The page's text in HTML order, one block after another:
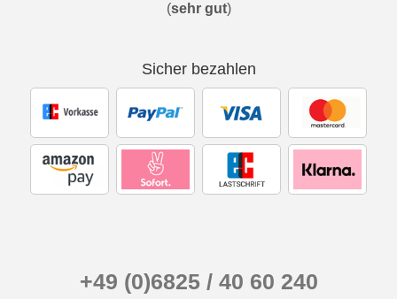
(sehr gut)
Sicher bezahlen
+49 (0)6825 / 40 60 240